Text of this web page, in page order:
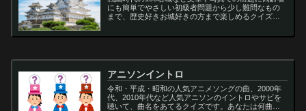
にも簡単でやさしい初級者問題から少し難問なもの
まで、歴史好きお城好きの方まで楽しめるクイズで
アニソンイントロ
令和・平成・昭和の人気アニメソングの曲、2000年
代、2010年代など人気アニソンのイントロやサビを
聴いて、曲名をあてるクイズです。あなたは何曲わ